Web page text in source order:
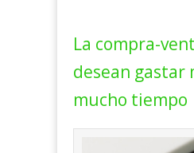
La compra-
desean gastar
mucho tiempo